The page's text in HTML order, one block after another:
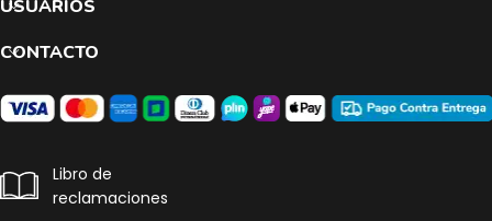
USUARIOS
CONTACTO
Libro de
reclamaciones